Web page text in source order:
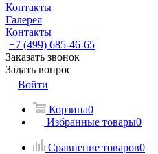
Контакты
Галерея
Контакты
+7 (499) 685-46-65
Заказать звонок
Задать вопрос
Войти
Корзина0
Избранные товары0
Сравнение товаров0